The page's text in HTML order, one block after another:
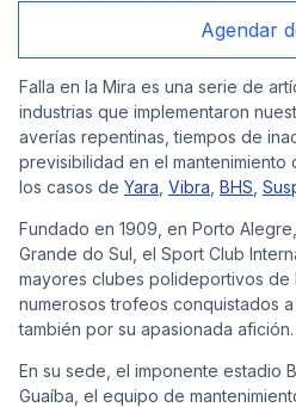
Agendar
Falla en la Mira es una serie de
industrias que implementaron
averías repentinas, tiempos de
previsibilidad en el mantenimiento
los casos de Yara Vibra BHS
Fundado en 1909, en Porto
Grande do Sul, el Sport Club
mayores clubes polideportivos de
numerosos trofeos conquistados
también por su apasionada afición.
En su sede, el imponente estadio
Guaíba, el equipo de